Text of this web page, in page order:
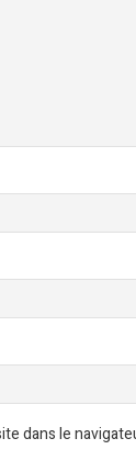
dans le